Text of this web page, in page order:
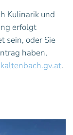
Kulinarik und
erfolgt
sein, oder Sie
haben,
.